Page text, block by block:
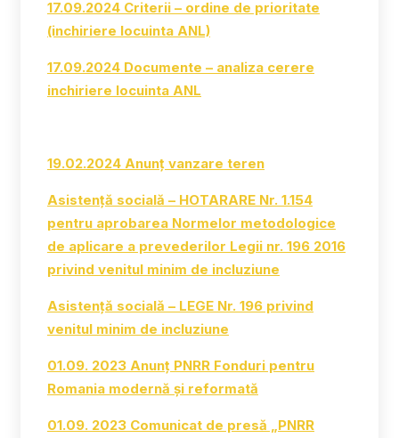
17.09.2024 Criterii – ordine de prioritate
(inchiriere locuinta ANL)
17.09.2024 Documente – analiza cerere
inchiriere locuinta ANL
19.02.2024 Anunț vanzare teren
Asistență socială – HOTARARE Nr. 1.154
pentru aprobarea Normelor metodologice
de aplicare a prevederilor Legii nr. 196 2016
privind venitul minim de incluziune
Asistență socială – LEGE Nr. 196 privind
venitul minim de incluziune
01.09. 2023 Anunț PNRR Fonduri pentru
Romania modernă și reformată
01.09. 2023 Comunicat de presă „PNRR